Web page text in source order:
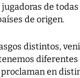
de
de origen.
distintos,
diferentes
en